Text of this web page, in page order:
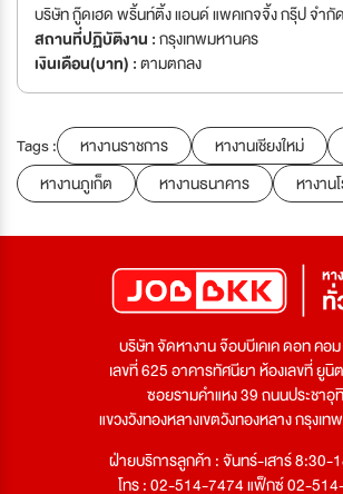
บริษัท กู๊ดเฮด พริ้นท์ติ้ง แอนด์ แพคเกจจิ้ง กรุ๊ป จำกัด
สถานที่ปฏิบัติงาน :กรุงเทพมหานคร
เงินเดือน(บาท) :ตามตกลง
Tags : หางานราชการ หางานเชียงใหม่
หางานภูเก็ต
หางานธนาคาร หางาน
บริษัท จัดหางาน จ๊อบบีเคเค ดอท คอ
เลขที่ 625 อาคารทัศนียา ห้องเลขที่ ยูนิ
ซอยรามคำแหง 39 ถนนประชาอุ
แขวงวังทองหลางเขตวังทองหลาง กรุงเ
ฝ่ายบริการลูกค้า : จันทร์-เสาร์ 8:30-
โทร : 02-514-7474 แฟ็กซ์ 02-